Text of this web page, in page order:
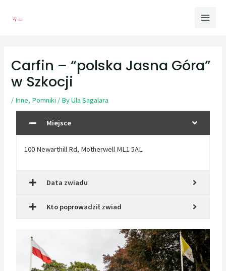
Carfin – “polska Jasna Góra”
w Szkocji
/ Inne, Pomniki / ByUla Sagalara
Miejsce
100 Newarthill Rd, Motherwell ML1 5AL
Data zwiadu
Kto poprowadził zwiad